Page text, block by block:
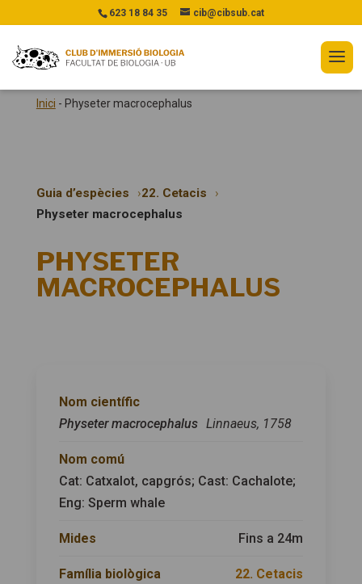
623 18 84 35 cib@cibsub.cat
Inici - Physeter macrocephalus
Guia d’espècies
22. Cetacis
Physeter macrocephalus
PHYSETER
MACROCEPHALUS
Nom científic
Physeter macrocephalus Linnaeus, 1758
Nom comú
Cat: Catxalot, capgrós; Cast: Cachalote;
Eng: Sperm whale
Mides Fins a 24m
Família biològica 22. Cetacis